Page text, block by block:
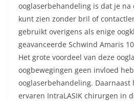
ooglaserbehandeling is dat je na
kunt zien zonder bril of
gebruikt overigens als enige
geavanceerde Schwind Amaris
Het grote voordeel van deze
oogbewegingen geen invloed
ooglaserbehandeling. Daarnaast
ervaren IntraLASIK chirurgen in